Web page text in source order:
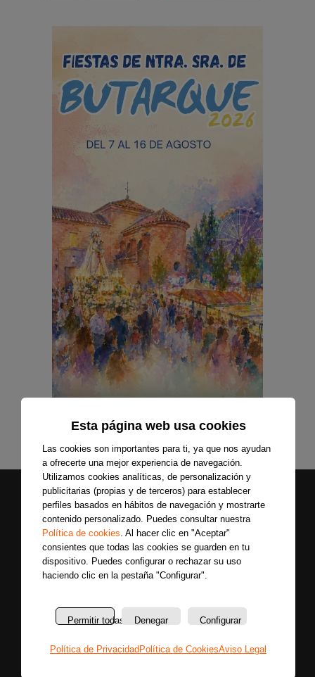
Esta página web usa cookies
Las cookies son importantes para ti, ya que nos ayudan
a ofrecerte una mejor experiencia de navegación.
Utilizamos cookies analíticas, de personalización y
publicitarias (propias y de terceros) para establecer
perfiles basados en hábitos de navegación y mostrarte
contenido personalizado. Puedes consultar nuestra
Política de cookies. Al hacer clic en "Aceptar"
consientes que todas las cookies se guarden en tu
dispositivo. Puedes configurar o rechazar su uso
haciendo clic en la pestaña "Configurar".
Permitir todas Denegar Configurar
Política de Privacidad Política de CookiesAviso Legal
Secciones
noticias
Entrevistas
Sobre
La
Política
Únete a nuestras
redes sociales y
entérate primero